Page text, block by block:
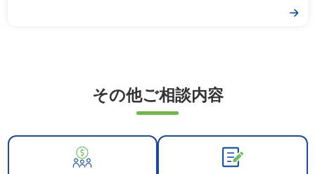
その他ご相談内容